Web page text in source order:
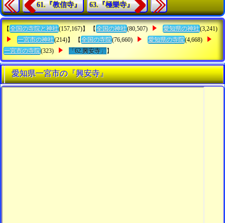
61.『教信寺』 63.『極樂寺』
【 全国の寺院と神社(157,167)】 【 全国の神社(80,507) 愛知県の神社(3,241)
一宮市の神社(214)】 【 全国の寺院(76,660) 愛知県の寺院(4,668)
一宮市の寺院(323) 「62.興安寺」 】
愛知県一宮市の『興安寺』